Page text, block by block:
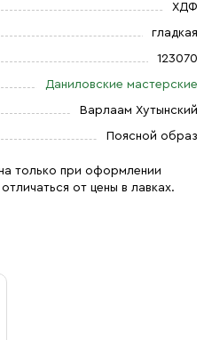
ХДФ
гладкая
123070
Даниловские мастерские
Варлаам Хутынский
Поясной образ
только при оформлении
от цены в лавках.